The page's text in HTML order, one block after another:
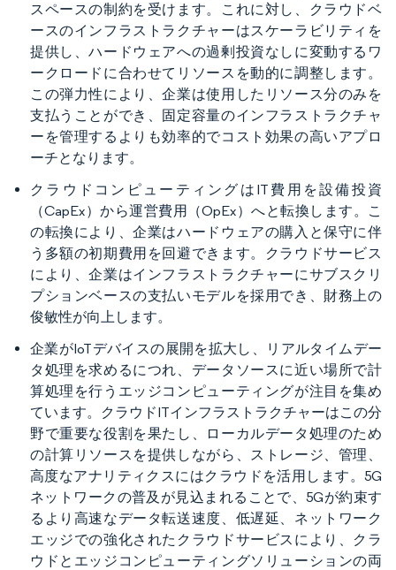
スペースの制約を受けます。これに対し、クラウドベ
ースのインフラストラクチャーはスケーラビリティを
提供し、ハードウェアへの過剰投資なしに変動するワ
ークロードに合わせてリソースを動的に調整します。
この弾力性により、企業は使用したリソース分のみを
支払うことができ、固定容量のインフラストラクチャ
ーを管理するよりも効率的でコスト効果の高いアプロ
ーチとなります。
クラウドコンピューティングはIT費用を設備投資
（CapEx）から運営費用（OpEx）へと転換します。こ
の転換により、企業はハードウェアの購入と保守に伴
う多額の初期費用を回避できます。クラウドサービス
により、企業はインフラストラクチャーにサブスクリ
プションベースの支払いモデルを採用でき、財務上の
俊敏性が向上します。
企業がIoTデバイスの展開を拡大し、リアルタイムデー
タ処理を求めるにつれ、データソースに近い場所で計
算処理を行うエッジコンピューティングが注目を集め
ています。クラウドITインフラストラクチャーはこの分
野で重要な役割を果たし、ローカルデータ処理のため
の計算リソースを提供しながら、ストレージ、管理、
高度なアナリティクスにはクラウドを活用します。5G
ネットワークの普及が見込まれることで、5Gが約束す
るより高速なデータ転送速度、低遅延、ネットワーク
エッジでの強化されたクラウドサービスにより、クラ
ウドとエッジコンピューティングソリューションの両